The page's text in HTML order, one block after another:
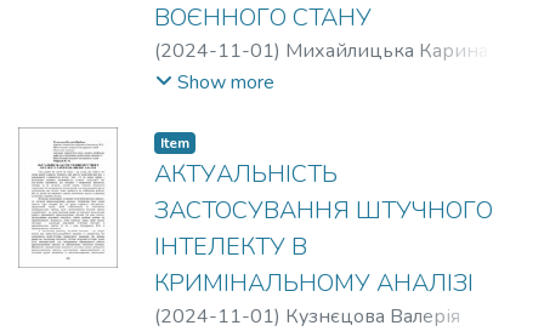
ВОЄННОГО СТАНУ
(2024-11-01) Михайлицька Карина
Сергіївна;Марков М.М.
Show more
Item
АКТУАЛЬНІСТЬ
ЗАСТОСУВАННЯ ШТУЧНОГО
ІНТЕЛЕКТУ В
КРИМІНАЛЬНОМУ АНАЛІЗІ
(2024-11-01) Кузнєцова Валерія